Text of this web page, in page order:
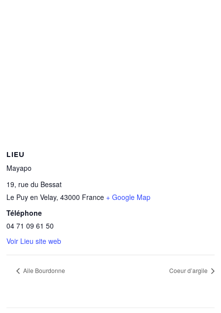
LIEU
Mayapo
19, rue du Bessat
Le Puy en Velay, 43000 France + Google Map
Téléphone
04 71 09 61 50
Voir Lieu site web
Aile Bourdonne Coeur d’argile